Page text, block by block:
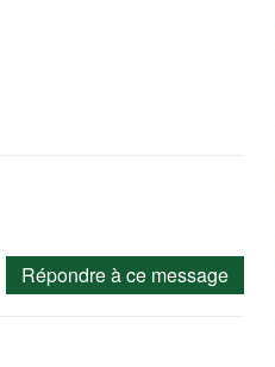
Répondre à ce message